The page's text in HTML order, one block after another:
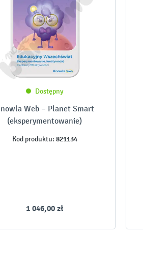
Dostępny
Web – Planet Smart
(eksperymentowanie)
Kod produktu: 821134
1 046,00 zł